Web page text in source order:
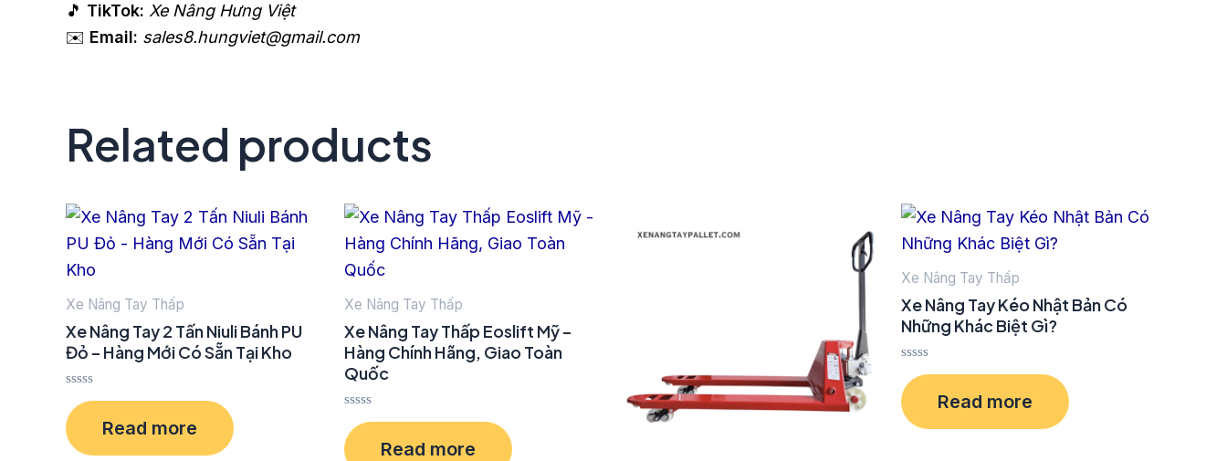
🎵 TikTok: Xe Nâng Hưng Việt
✉️ Email: sales8.hungviet@gmail.com
Related products
Xe Nâng Tay Thấp
Xe Nâng Tay 2 Tấn Niuli Bánh PU
Đỏ – Hàng Mới Có Sẵn Tại Kho
Rated
0
out
of
Read more
Xe Nâng Tay Thấp
Xe Nâng Tay Thấp Eoslift Mỹ –
Hàng Chính Hãng, Giao Toàn
Quốc
Rated
0
out
Read more
Xe Nâng Tay Thấp
Xe Nâng Tay Kéo Nhật Bản Có
Những Khác Biệt Gì?
Rated
0
out
of
Read more